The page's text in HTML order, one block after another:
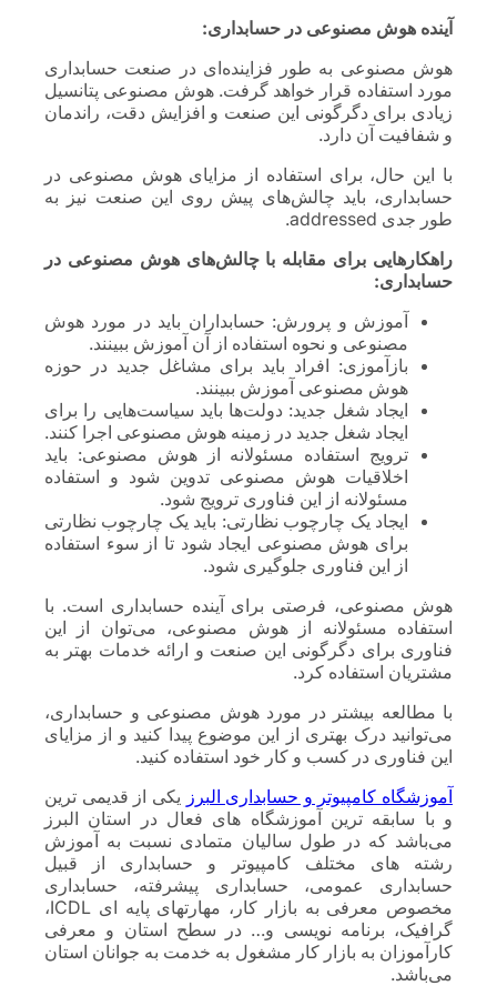
آینده هوش مصنوعی در حسابداری:
هوش مصنوعی به طور فزاینده‌ای در صنعت حسابداری
مورد استفاده قرار خواهد گرفت. هوش مصنوعی پتانسیل
زیادی برای دگرگونی این صنعت و افزایش دقت، راندمان
و شفافیت آن دارد.
با این حال، برای استفاده از مزایای هوش مصنوعی در
حسابداری، باید چالش‌های پیش روی این صنعت نیز به
طور جدی addressed.
راهکارهایی برای مقابله با چالش‌های هوش مصنوعی در
حسابداری:
آموزش و پرورش: حسابداران باید در مورد هوش
مصنوعی و نحوه استفاده از آن آموزش ببینند.
بازآموزی: افراد باید برای مشاغل جدید در حوزه
هوش مصنوعی آموزش ببینند.
ایجاد شغل جدید: دولت‌ها باید سیاست‌هایی را برای
ایجاد شغل جدید در زمینه هوش مصنوعی اجرا کنند.
ترویج استفاده مسئولانه از هوش مصنوعی: باید
اخلاقیات هوش مصنوعی تدوین شود و استفاده
مسئولانه از این فناوری ترویج شود.
ایجاد یک چارچوب نظارتی: باید یک چارچوب نظارتی
برای هوش مصنوعی ایجاد شود تا از سوء استفاده
از این فناوری جلوگیری شود.
هوش مصنوعی، فرصتی برای آینده حسابداری است. با
استفاده مسئولانه از هوش مصنوعی، می‌توان از این
فناوری برای دگرگونی این صنعت و ارائه خدمات بهتر به
مشتریان استفاده کرد.
با مطالعه بیشتر در مورد هوش مصنوعی و حسابداری،
می‌توانید درک بهتری از این موضوع پیدا کنید و از مزایای
این فناوری در کسب و کار خود استفاده کنید.
آموزشگاه کامپیوتر و حسابداری البرز یکی از قدیمی ترین
و با سابقه ترین آموزشگاه های فعال در استان البرز
می‌باشد که در طول سالیان متمادی نسبت به آموزش
رشته های مختلف کامپیوتر و حسابداری از قبیل
حسابداری عمومی، حسابداری پیشرفته، حسابداری
مخصوص معرفی به بازار کار، مهارتهای پایه ای ICDL،
گرافیک، برنامه نویسی و… در سطح استان و معرفی
کارآموزان به بازار کار مشغول به خدمت به جوانان استان
می‌باشد.